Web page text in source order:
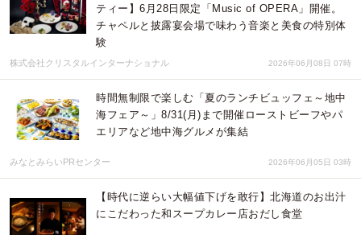
ティー】6月28日限定「Music of OPERA」開催。
チャペルと披露宴会場で味わう音楽と美食の特別体
験
株式会社クリスタルインターナショナル 2026年06月08日 07時
時間無制限で楽しむ「夏のランチビュッフェ～地中
海フェア～」8/31(月)まで開催ローストビーフやパ
エリアなど地中海グルメが集結
みなとみらいPRセンター 2026年06月05日 03時
【時代に逆らい大幅値下げを敢行】北海道のお出汁
にこだわった和スープカレー店おだし食堂